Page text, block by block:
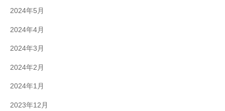
2024年5月
2024年4月
2024年3月
2024年2月
2024年1月
2023年12月